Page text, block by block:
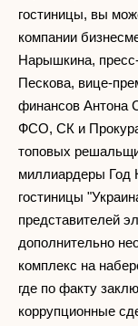
гостиницы, вы
компании
Нарышкина,
Пескова, вице-
финансов Антона
ФСО, СК и
топовых
миллиардеры Год
гостиницы
представителей
дополнительно
комплекс на
где по факту
коррупционные